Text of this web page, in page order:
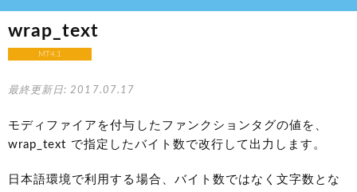
wrap_text
MT4.1
最終更新日: 2017.07.17
モディファイアを付与したファンクションタグの値を、
wrap_text で指定したバイト数で改行して出力します。
日本語環境で利用する場合、バイト数ではなく文字数とな